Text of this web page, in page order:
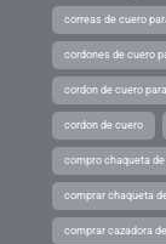
correas de cuero
cordones de cuero
cordon de cuero
cordon de cuero
compro chaqueta
comprar chaqueta
comprar cazadora